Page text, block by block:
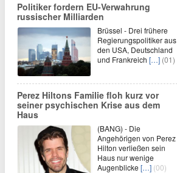
Politiker fordern EU-Verwahrung
russischer Milliarden
Brüssel - Drei frühere
Regierungspolitiker aus
den USA, Deutschland
und Frankreich […] (01)
Perez Hiltons Familie floh kurz vor
seiner psychischen Krise aus dem
Haus
(BANG) - Die
Angehörigen von Perez
Hilton verließen sein
Haus nur wenige
Augenblicke […] (00)